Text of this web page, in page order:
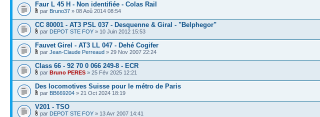
Faur L 45 H - Non identifiée - Colas Rail
par Bruno37 » 08 Aoû 2014 08:54
CC 80001 - AT3 PSL 037 - Desquenne & Giral - "Belphegor"
par DEPOT STE FOY » 10 Juin 2012 15:53
Fauvet Girel - AT3 LL 047 - Dehé Cogifer
par Jean-Claude Perreaud » 29 Nov 2007 22:24
Class 66 - 92 70 0 066 249-8 - ECR
par Bruno PERES » 25 Fév 2025 12:21
Des locomotives Suisse pour le métro de Paris
par BB669204 » 21 Oct 2024 18:19
V201 - TSO
par DEPOT STE FOY » 13 Avr 2007 14:41